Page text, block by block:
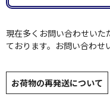
現在多くお問い合わせいた
ております。お問い合わせ
お荷物の再発送について